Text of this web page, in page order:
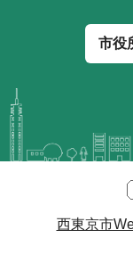
市役
西東京市